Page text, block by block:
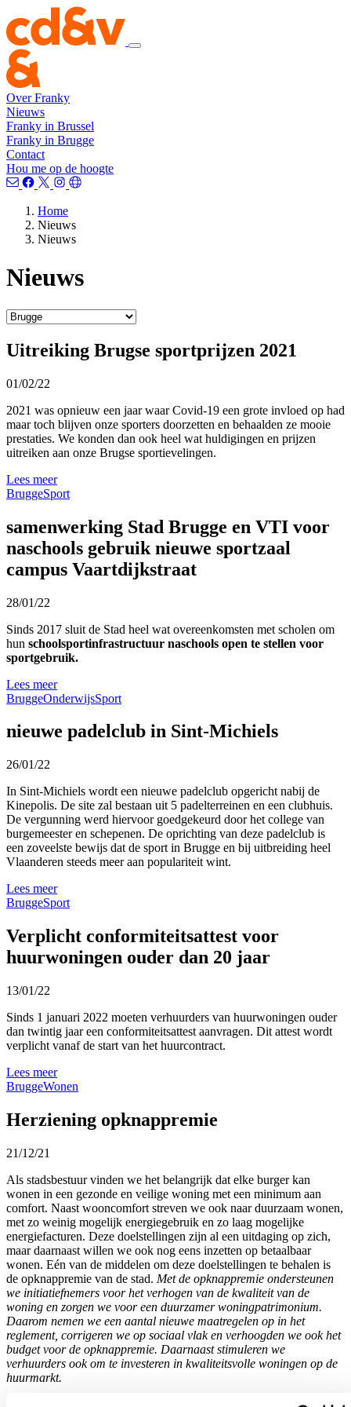
Over Franky
Nieuws
Franky in Brussel
Franky in Brugge
Contact
Hou me op de hoogte
Home
Nieuws
Nieuws
Nieuws
Uitreiking Brugse sportprijzen 2021
01/02/22
2021 was opnieuw een jaar waar Covid-19 een grote invloed op had
maar toch blijven onze sporters doorzetten en behaalden ze mooie
prestaties. We konden dan ook heel wat huldigingen en prijzen
uitreiken aan onze Brugse sportievelingen.
Lees meer
BruggeSport
samenwerking Stad Brugge en VTI voor
naschools gebruik nieuwe sportzaal
campus Vaartdijkstraat
28/01/22
Sinds 2017 sluit de Stad heel wat overeenkomsten met scholen om
hun schoolsportinfrastructuur naschools open te stellen voor
sportgebruik.
Lees meer
BruggeOnderwijsSport
nieuwe padelclub in Sint-Michiels
26/01/22
In Sint-Michiels wordt een nieuwe padelclub opgericht nabij de
Kinepolis. De site zal bestaan uit 5 padelterreinen en een clubhuis.
De vergunning werd hiervoor goedgekeurd door het college van
burgemeester en schepenen. De oprichting van deze padelclub is
een zoveelste bewijs dat de sport in Brugge en bij uitbreiding heel
Vlaanderen steeds meer aan populariteit wint.
Lees meer
BruggeSport
Verplicht conformiteitsattest voor
huurwoningen ouder dan 20 jaar
13/01/22
Sinds 1 januari 2022 moeten verhuurders van huurwoningen ouder
dan twintig jaar een conformiteitsattest aanvragen. Dit attest wordt
verplicht vanaf de start van het huurcontract.
Lees meer
BruggeWonen
Herziening opknappremie
21/12/21
Als stadsbestuur vinden we het belangrijk dat elke burger kan
wonen in een gezonde en veilige woning met een minimum aan
comfort. Naast wooncomfort streven we ook naar duurzaam wonen,
met zo weinig mogelijk energiegebruik en zo laag mogelijke
energiefacturen. Deze doelstellingen zijn al een uitdaging op zich,
maar daarnaast willen we ook nog eens inzetten op betaalbaar
wonen. Eén van de middelen om deze doelstellingen te behalen is
de opknappremie van de stad. Met de opknappremie ondersteunen
we initiatiefnemers voor het verhogen van de kwaliteit van de
woning en zorgen we voor een duurzamer woningpatrimonium.
Daarom nemen we een aantal nieuwe maatregelen op in het
reglement, corrigeren we op sociaal vlak en verhoogden we ook het
budget voor de opknappremie. Daarnaast stimuleren we
verhuurders ook om te investeren in kwaliteitsvolle woningen op de
huurmarkt.